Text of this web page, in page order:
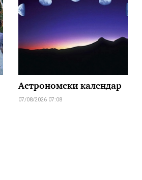
Астрономски календар
07/08/2026 07:08